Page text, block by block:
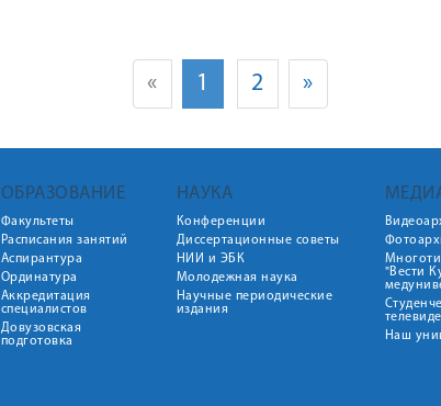
« 1 2 »
ОБРАЗОВАНИЕ
Факультеты
Расписания занятий
Аспирантура
Ординатура
Аккредитация
специалистов
Довузовская
подготовка
НАУКА
Конференции
Диссертационные советы
НИИ и ЭБК
Молодежная наука
Научные периодические
издания
"Вести
Наш